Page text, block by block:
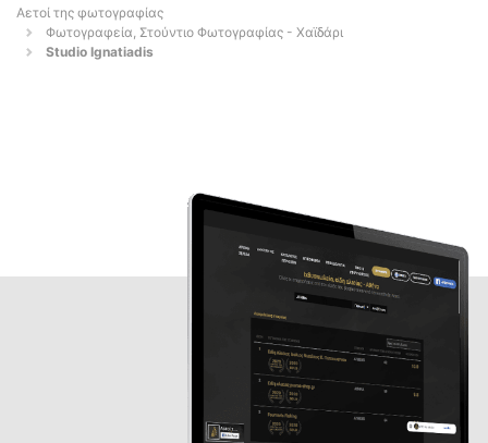
Αετοί της φωτογραφίας
Φωτογραφεία, Στούντιο Φωτογραφίας - Χαϊδάρι
Studio Ignatiadis